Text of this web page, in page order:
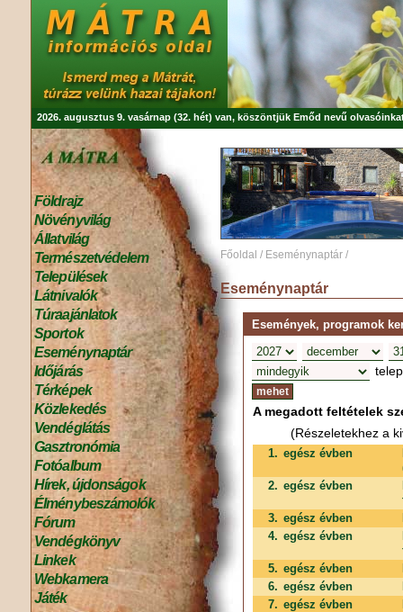
2026. augusztus 9. vasárnap (32. hét) van, köszöntjük Emőd nevű
Földrajz
Növényvilág
Állatvilág
Természetvédelem
Települések
Látnivalók
Túraajánlatok
Sportok
Eseménynaptár
Időjárás
Térképek
Közlekedés
Vendéglátás
Gasztronómia
Fotóalbum
Hírek, újdonságok
Élménybeszámolók
Fórum
Vendégkönyv
Linkek
Webkamera
Játék
Főoldal / Eseménynaptár /
Eseménynaptár
Események, programok
A megadott feltételek
(Részeletekhez a
1. egész évben
2. egész évben
3. egész évben
4. egész évben
5. egész évben
6. egész évben
7. egész évben